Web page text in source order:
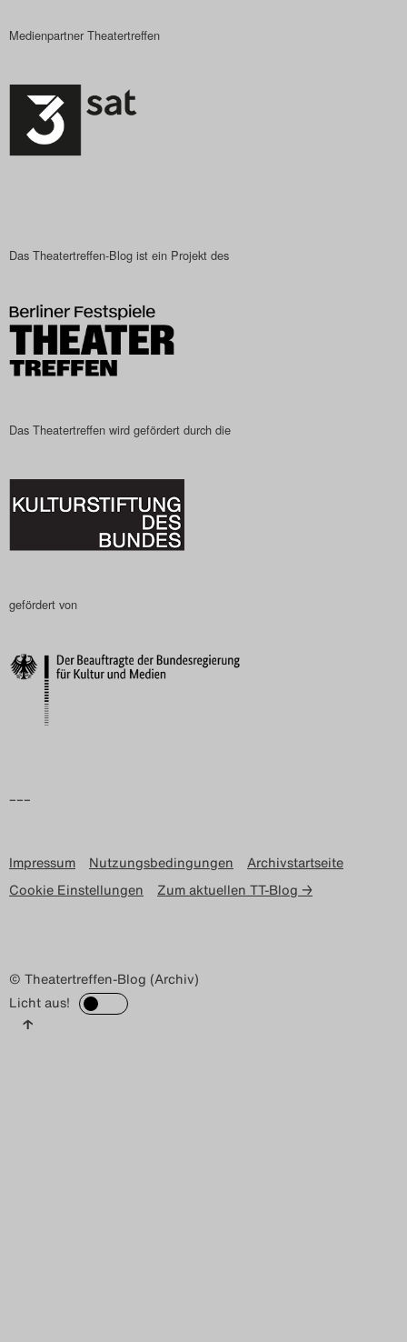
Medienpartner Theatertreffen
Das Theatertreffen-Blog ist ein Projekt des
Das Theatertreffen wird gefördert durch die
gefördert von
–––
Impressum Nutzungsbedingungen
Archivstartseite
Cookie Einstellungen
Zum aktuellen TT-Blog →
© Theatertreffen-Blog (Archiv)
Licht aus!
↑